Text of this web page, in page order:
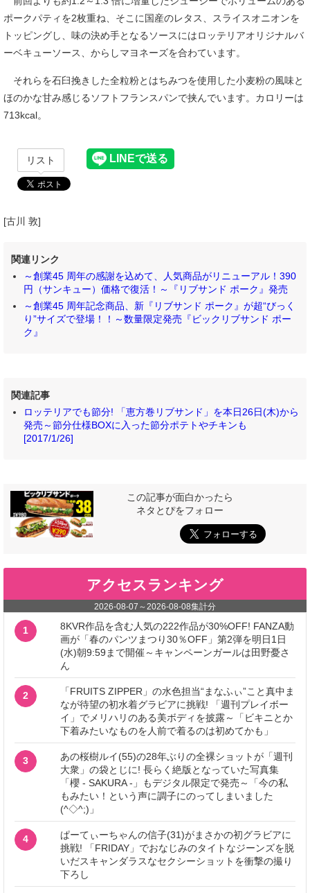
ポークパティを2枚重ね、そこに国産のレタス、スライスオニオンを
トッピングし、味の決め手となるソースにはロッテリアオリジナルバ
ーベキューソース、からしマヨネーズを合わています。
それらを石臼挽きした全粒粉とはちみつを使用した小麦粉の風味と
ほのかな甘み感じるソフトフランスパンで挟んでいます。カロリーは
713kcal。
リスト
[古川 敦]
関連リンク
～創業45 周年の感謝を込めて、人気商品がリニューアル！390
円（サンキュー）価格で復活！～『リブサンド ポーク』発売
～創業45 周年記念商品、新『リブサンド ポーク』が超“びっく
り”サイズで登場！！～数量限定発売『ビックリブサンド ポー
ク』
関連記事
ロッテリアでも節分! 「恵方巻リブサンド」を本日26日(木)から
発売～節分仕様BOXに入った節分ポテトやチキンも
[2017/1/26]
この記事が面白かったら
ネタとぴをフォロー
アクセスランキング
2026-08-07 ～2026-08-08集計分
1
8KVR作品を含む人気の222作品が30%OFF! FANZA動
画が「春のパンツまつり30％OFF」第2弾を明日1日
(水)朝9:59まで開催～キャンペーンガールは田野憂さ
ん
2
「FRUITS ZIPPER」の水色担当“まなふぃ”こと真中ま
なが待望の初水着グラビアに挑戦! 「週刊プレイボー
イ」でメリハリのある美ボディを披露～「ビキニとか
下着みたいなものを人前で着るのは初めてかも」
3
あの桜樹ルイ(55)の28年ぶりの全裸ショットが「週刊
大衆」の袋とじに! 長らく絶版となっていた写真集
「櫻 - SAKURA -」もデジタル限定で発売～「今の私
もみたい！という声に調子にのってしまいました
(^◇^;)」
4
ぱーてぃーちゃんの信子(31)がまさかの初グラビアに
挑戦! 「FRIDAY」でおなじみのタイトなジーンズを脱
いだスキャンダラスなセクシーショットを衝撃の撮り
下ろし